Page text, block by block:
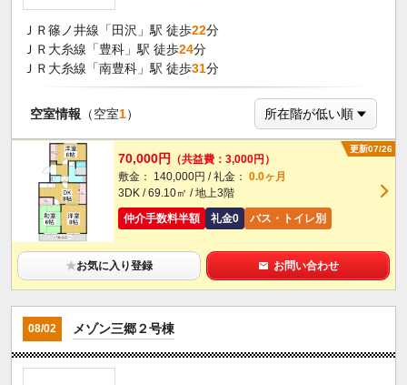
ＪＲ篠ノ井線「田沢」駅 徒歩22分
ＪＲ大糸線「豊科」駅 徒歩24分
ＪＲ大糸線「南豊科」駅 徒歩31分
空室情報 （空室1）
更新07/26
70,000円
（共益費：3,000円）
敷金： 140,000円 / 礼金： 0.0ヶ月
3DK / 69.10㎡ / 地上3階
仲介手数料半額
礼金0 バス・トイレ別
★お気に入り登録 お問い合わせ
08/02 メゾン三郷２号棟